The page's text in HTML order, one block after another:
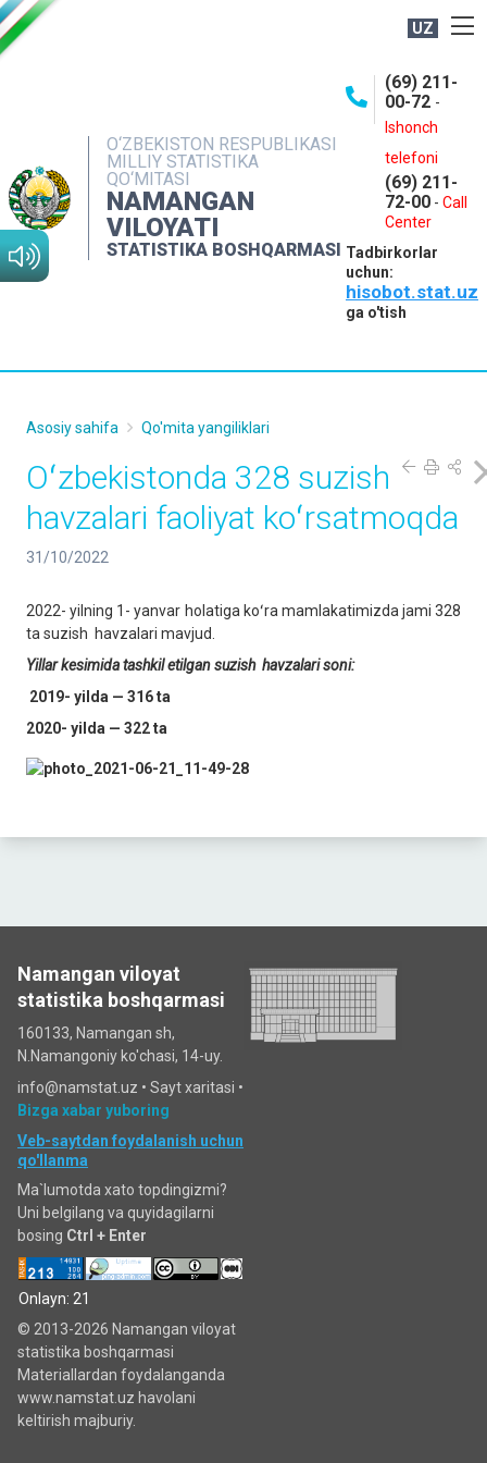
UZ
O‘ZBEKISTON RESPUBLIKASI
MILLIY STATISTIKA
QO‘MITASI
NAMANGAN
VILOYATI
STATISTIKA BOSHQARMASI
(69) 211-
00-72 -
Ishonch
telefoni
(69) 211-
72-00 - Call
Center
Tadbirkorlar
uchun:
hisobot.stat.uz
ga o'tish
NASHRLAR
INTERAKTIV XIZMATLAR
MATBUOT XIZMATI
MUROJAATLAR
Asosiy sahifa Qo'mita yangiliklari
Oʻzbekistonda 328 suzish
havzalari faoliyat koʻrsatmoqda
31/10/2022
2022- yilning 1- yanvar holatiga koʻra mamlakatimizda jami 328
ta suzish havzalari mavjud.
Yillar kesimida tashkil etilgan suzish havzalari soni:
2019- yilda — 316 ta
2020- yilda — 322 ta
Namangan viloyat
statistika boshqarmasi
160133, Namangan sh,
N.Namangoniy ko'chasi, 14-uy.
info@namstat.uz • Sayt xaritasi •
Bizga xabar yuboring
Veb-saytdan foydalanish uchun
qo'llanma
Ma`lumotda xato topdingizmi?
Uni belgilang va quyidagilarni
bosing Ctrl + Enter
Onlayn: 21
© 2013-2026 Namangan viloyat
statistika boshqarmasi
Materiallardan foydalanganda
www.namstat.uz havolani
keltirish majburiy.